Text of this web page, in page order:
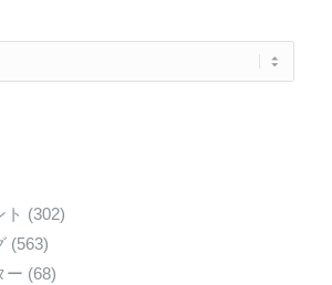
(302)
(563)
ー (68)